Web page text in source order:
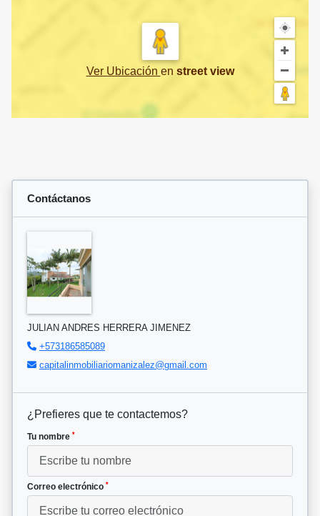
Ver Ubicación en street view
Contáctanos
JULIAN ANDRES HERRERA JIMENEZ
+573186585089
capitalinmobiliariomanizalez@gmail.com
¿Prefieres que te contactemos?
Tu nombre *
Correo electrónico *